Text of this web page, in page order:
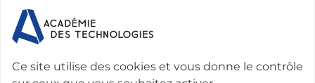
Ce site utilise des cookies et vous donne le contrôle
l'envoi de nos lettres d'information, conformément à notre
politique de confidentialité et de traitement des données
personnelles. Vous pourrez vous désabonner à tout moment en
cliquant sur le lien prévu à cet effet dans chaque newsletter.